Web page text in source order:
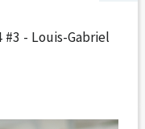
#3 - Louis-Gabriel